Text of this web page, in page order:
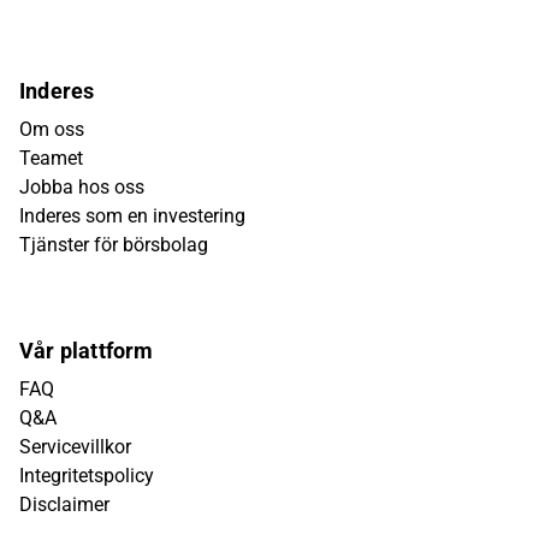
Inderes
Om oss
Teamet
Jobba hos oss
Inderes som en investering
Tjänster för börsbolag
Vår plattform
FAQ
Q&A
Servicevillkor
Integritetspolicy
Disclaimer